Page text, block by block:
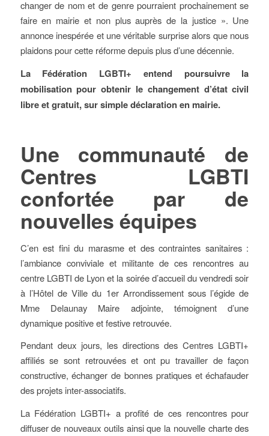
changer de nom et de genre pourraient prochainement se
faire en mairie et non plus auprès de la justice ». Une
annonce inespérée et une véritable surprise alors que nous
plaidons pour cette réforme depuis plus d’une décennie.
La Fédération LGBTI+ entend poursuivre la
mobilisation pour obtenir le changement d’état civil
libre et gratuit, sur simple déclaration en mairie.
Une communauté de
Centres LGBTI
confortée par de
nouvelles équipes
C’en est fini du marasme et des contraintes sanitaires :
l’ambiance conviviale et militante de ces rencontres au
centre LGBTI de Lyon et la soirée d’accueil du vendredi soir
à l’Hôtel de Ville du 1er Arrondissement sous l’égide de
Mme Delaunay Maire adjointe, témoignent d’une
dynamique positive et festive retrouvée.
Pendant deux jours, les directions des Centres LGBTI+
affiliés se sont retrouvées et ont pu travailler de façon
constructive, échanger de bonnes pratiques et échafauder
des projets inter-associatifs.
La Fédération LGBTI+ a profité de ces rencontres pour
diffuser de nouveaux outils ainsi que la nouvelle charte des